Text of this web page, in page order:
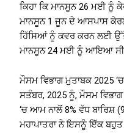
ਕਿਹਾ ਕਿ ਮਾਨਸੂਨ 26 ਮਈ ਨੂੰ
ਮਾਨਸੂਨ 1 ਜੂਨ ਦੇ ਆਸਪਾਸ
ਹਿੱਸਿਆਂ ਨੂੰ ਕਵਰ ਕਰਨ ਲਈ
ਮਾਨਸੂਨ 24 ਮਈ ਨੂੰ ਆਇਆ
ਮੌਸਮ ਵਿਭਾਗ ਮੁਤਾਬਕ 2025
ਸਤੰਬਰ, 2025 ਨੂੰ, ਮੌਸਮ
‘ਚ ਆਮ ਨਾਲੋਂ 8% ਵੱਧ ਬਾਰਿਸ਼
ਮਹਾਪਾਤਰਾ ਨੇ ਇਸਨੂੰ ਇੱਕ